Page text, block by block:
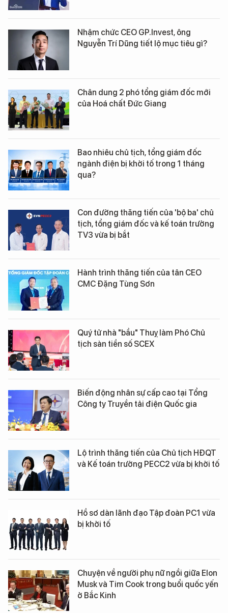
Nhậm chức CEO GP.Invest, ông
Nguyễn Trí Dũng tiết lộ mục tiêu gì?
Chân dung 2 phó tổng giám đốc mới
của Hoá chất Đức Giang
Bao nhiêu chủ tịch, tổng giám đốc
ngành điện bị khởi tố trong 1 tháng
qua?
Con đường thăng tiến của 'bộ ba' chủ
tịch, tổng giám đốc và kế toán trưởng
TV3 vừa bị bắt
Hành trình thăng tiến của tân CEO
CMC Đặng Tùng Sơn
Quý tử nhà "bầu" Thuỵ làm Phó Chủ
tịch sàn tiền số SCEX
Biến động nhân sự cấp cao tại Tổng
Công ty Truyền tải điện Quốc gia
Lộ trình thăng tiến của Chủ tịch HĐQT
và Kế toán trưởng PECC2 vừa bị khởi tố
Hồ sơ dàn lãnh đạo Tập đoàn PC1 vừa
bị khởi tố
Chuyện về người phụ nữ ngồi giữa Elon
Musk và Tim Cook trong buổi quốc yến
ở Bắc Kinh